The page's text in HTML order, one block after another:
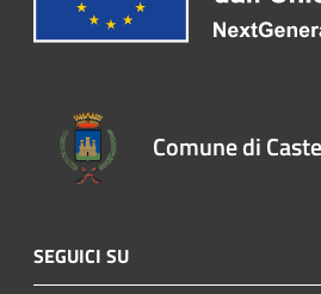
Comune di
SEGUICI SU